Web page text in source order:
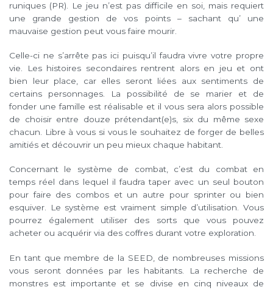
runiques (PR). Le jeu n’est pas difficile en soi, mais requiert
une grande gestion de vos points – sachant qu’ une
mauvaise gestion peut vous faire mourir.
Celle-ci ne s’arrête pas ici puisqu’il faudra vivre votre propre
vie. Les histoires secondaires rentrent alors en jeu et ont
bien leur place, car elles seront liées aux sentiments de
certains personnages. La possibilité de se marier et de
fonder une famille est réalisable et il vous sera alors possible
de choisir entre douze prétendant(e)s, six du même sexe
chacun. Libre à vous si vous le souhaitez de forger de belles
amitiés et découvrir un peu mieux chaque habitant.
Concernant le système de combat, c’est du combat en
temps réel dans lequel il faudra taper avec un seul bouton
pour faire des combos et un autre pour sprinter ou bien
esquiver. Le système est vraiment simple d’utilisation. Vous
pourrez également utiliser des sorts que vous pouvez
acheter ou acquérir via des coffres durant votre exploration.
En tant que membre de la SEED, de nombreuses missions
vous seront données par les habitants. La recherche de
monstres est importante et se divise en cinq niveaux de